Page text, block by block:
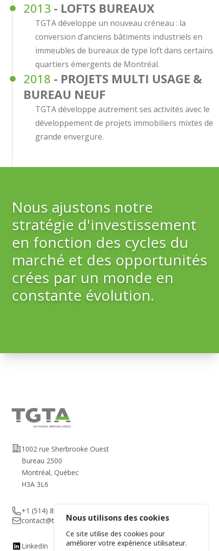
2013 - LOFTS BUREAUX
TGTA développe un nouveau créneau : la
conversion d’anciens bâtiments industriels en
immeubles de bureaux de type loft dans certains
quartiers émergents de Montréal.
2018 - PROJETS MULTI USAGE &
BUREAU NEUF
TGTA développe autrement ses activités avec le
développement de projets immobiliers mixtes de
grande envergure.
Nous ajustons notre
stratégie d'investissement
en fonction des cycles du
marché et des opportunités
crées par un monde en
constante évolution.
Adresse
1002 rue Sherbrooke Ouest
Bureau 2500
Montréal, Québec
H3A 3L6
Telephone
+1 (514) 878-1010
Emailcontact@tgta.ca
Kinkedin
LinkedIn
Nous utilisons des cookies
Ce site utilise des cookies pour
améliorer votre expérience utilisateur.